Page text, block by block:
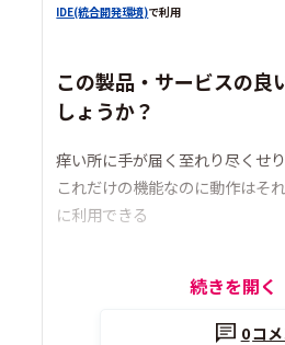
IDE(統合開発環境)で利用
この製品・サービスの良
しょうか？
痒い所に手が届く至れり尽くせ
これだけの機能なのに動作はそ
に利用できる
続きを開く
0コ